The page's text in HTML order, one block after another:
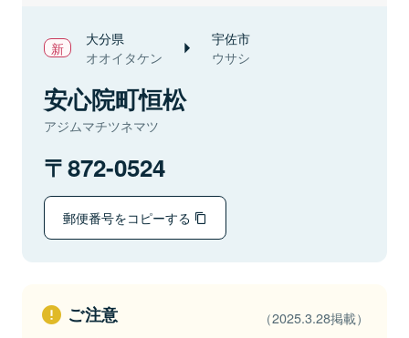
大分県
オオイタケン
宇佐市
ウサシ
安心院町恒松
アジムマチツネマツ
872-0524
郵便番号をコピーする
ご注意 （2025.3.28掲載）